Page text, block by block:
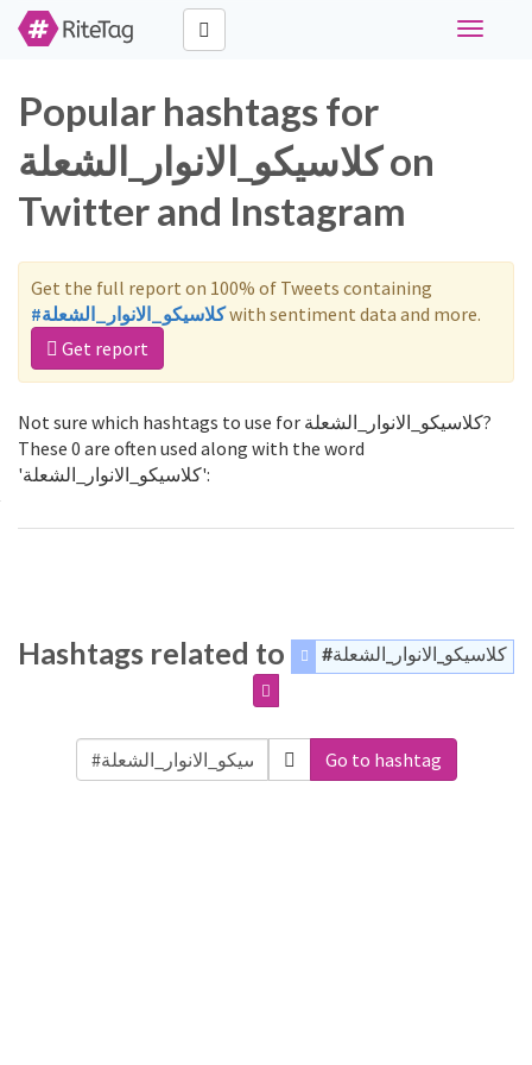
Toggle
Popular hashtags for
كلاسيكو_الانوار_الشعلة on
Twitter and Instagram
Get the full report on 100% of Tweets containing
#كلاسيكو_الانوار_الشعلةwith sentiment data and more.
Get report
Not sure which hashtags to use for كلاسيكو_الانوار_الشعلة?
These 0 are often used along with the word
'كلاسيكو_الانوار_الشعلة':
Hashtags related to #كلاسيكو_الانوار_الشعلة
Go to hashtag